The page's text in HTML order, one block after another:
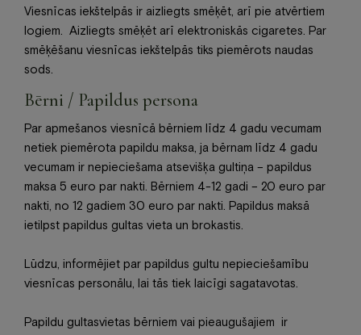
Viesnīcas iekštelpās ir aizliegts smēķēt, arī pie atvērtiem
logiem. Aizliegts smēķēt arī elektroniskās cigaretes. Par
smēķēšanu viesnīcas iekštelpās tiks piemērots naudas
sods.
Bērni / Papildus persona
Par apmešanos viesnīcā bērniem līdz 4 gadu vecumam
netiek piemērota papildu maksa, ja bērnam līdz 4 gadu
vecumam ir nepieciešama atsevišķa gultiņa – papildus
maksa 5 euro par nakti. Bērniem 4-12 gadi – 20 euro par
nakti, no 12 gadiem 30 euro par nakti. Papildus maksā
ietilpst papildus gultas vieta un brokastis.
Lūdzu, informējiet par papildus gultu nepieciešamību
viesnīcas personālu, lai tās tiek laicīgi sagatavotas.
Papildu gultasvietas bērniem vai pieaugušajiem ir